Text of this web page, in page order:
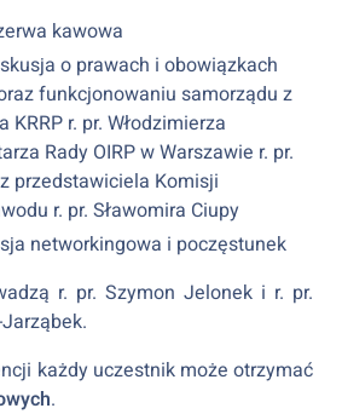
kawowa
o prawach i obowiązkach
funkcjonowaniu samorządu z
KRRP r. pr. Włodzimierza
Rady OIRP w Warszawie r. pr.
przedstawiciela Komisji
r. pr. Sławomira Ciupy
networkingowa i poczęstunek
r. pr. Szymon Jelonek i r. pr.
każdy uczestnik może otrzymać
.